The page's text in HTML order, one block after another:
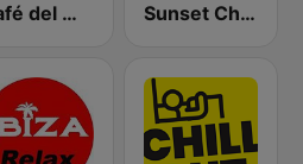
Café del Mar Chill Sunset Chillout Lounge